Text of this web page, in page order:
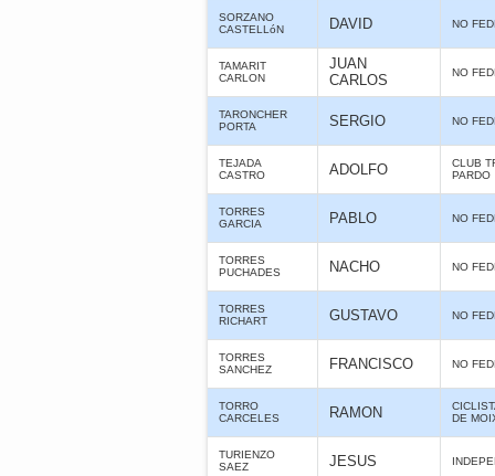
SORZANO
CASTELLóN
DAVID NO
TAMARIT
CARLON
JUAN
CARLOS
NO
TARONCHER
PORTA
SERGIO NO
TEJADA
CASTRO
ADOLFO
CLUB
PARDO
TORRES
GARCIA
PABLO NO
TORRES
PUCHADES
NACHO NO
TORRES
RICHART
GUSTAVO NO
TORRES
SANCHEZ
FRANCISCO NO
TORRO
CARCELES
RAMON
DE
TURIENZO
SAEZ
JESUS